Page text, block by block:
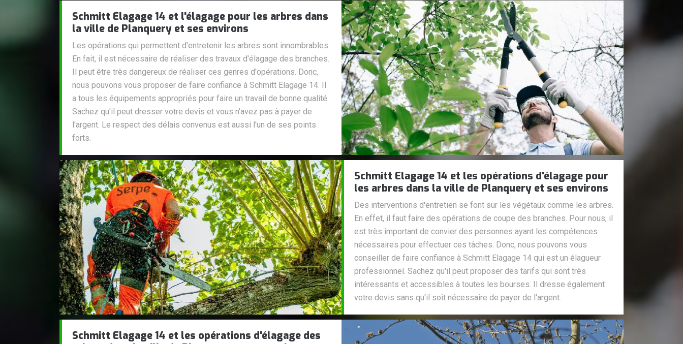
Schmitt Elagage 14 et l'élagage pour les arbres dans
la ville de Planquery et ses environs
Les opérations qui permettent d'entretenir les arbres sont innombrables.
En fait, il est nécessaire de réaliser des travaux d'élagage des branches.
Il peut être très dangereux de réaliser ces genres d'opérations. Donc,
nous pouvons vous proposer de faire confiance à Schmitt Elagage 14. Il
a tous les équipements appropriés pour faire un travail de bonne qualité.
Sachez qu'il peut dresser votre devis et vous n'avez pas à payer de
l'argent. Le respect des délais convenus est aussi l'un de ses points
forts.
Schmitt Elagage 14 et les opérations d'élagage pour
les arbres dans la ville de Planquery et ses environs
Des interventions d'entretien se font sur les végétaux comme les arbres.
En effet, il faut faire des opérations de coupe des branches. Pour nous, il
est très important de convier des personnes ayant les compétences
nécessaires pour effectuer ces tâches. Donc, nous pouvons vous
conseiller de faire confiance à Schmitt Elagage 14 qui est un élagueur
professionnel. Sachez qu'il peut proposer des tarifs qui sont très
intéressants et accessibles à toutes les bourses. Il dresse également
votre devis sans qu'il soit nécessaire de payer de l'argent.
Schmitt Elagage 14 et les opérations d'élagage des